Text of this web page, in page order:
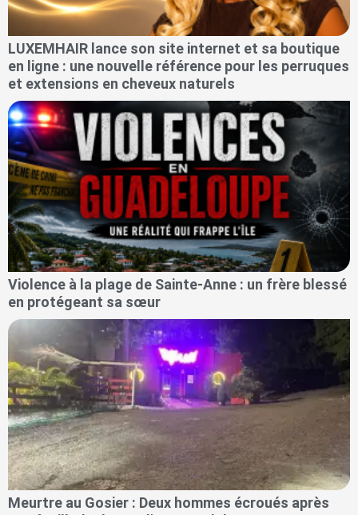
LUXEMHAIR lance son site internet et sa boutique
en ligne : une nouvelle référence pour les perruques
et extensions en cheveux naturels
Violence à la plage de Sainte-Anne : un frère blessé
en protégeant sa sœur
Meurtre au Gosier : Deux hommes écroués après